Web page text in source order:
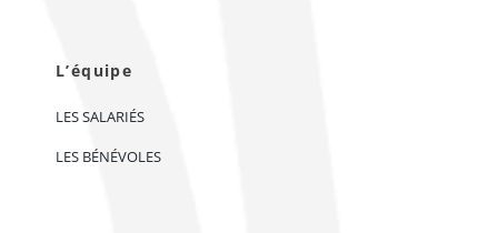
L’équipe
LES SALARIÉS
LES BÉNÉVOLES